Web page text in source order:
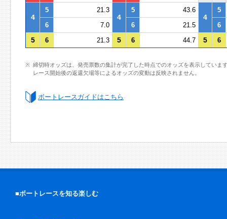
4
5 21.3
4
5 43.6
4
5
6
7.0 6 21.5 6
5 6 21.3 5 6 44.7 5 6
締切時オッズは、発売票数の集計が完了した時点でのオッズを表示していま
レース開始後の返還欠場等によるオッズの変動は反映されません。
ボートレースガイドはこちら
■ボートレースを知る楽しむ